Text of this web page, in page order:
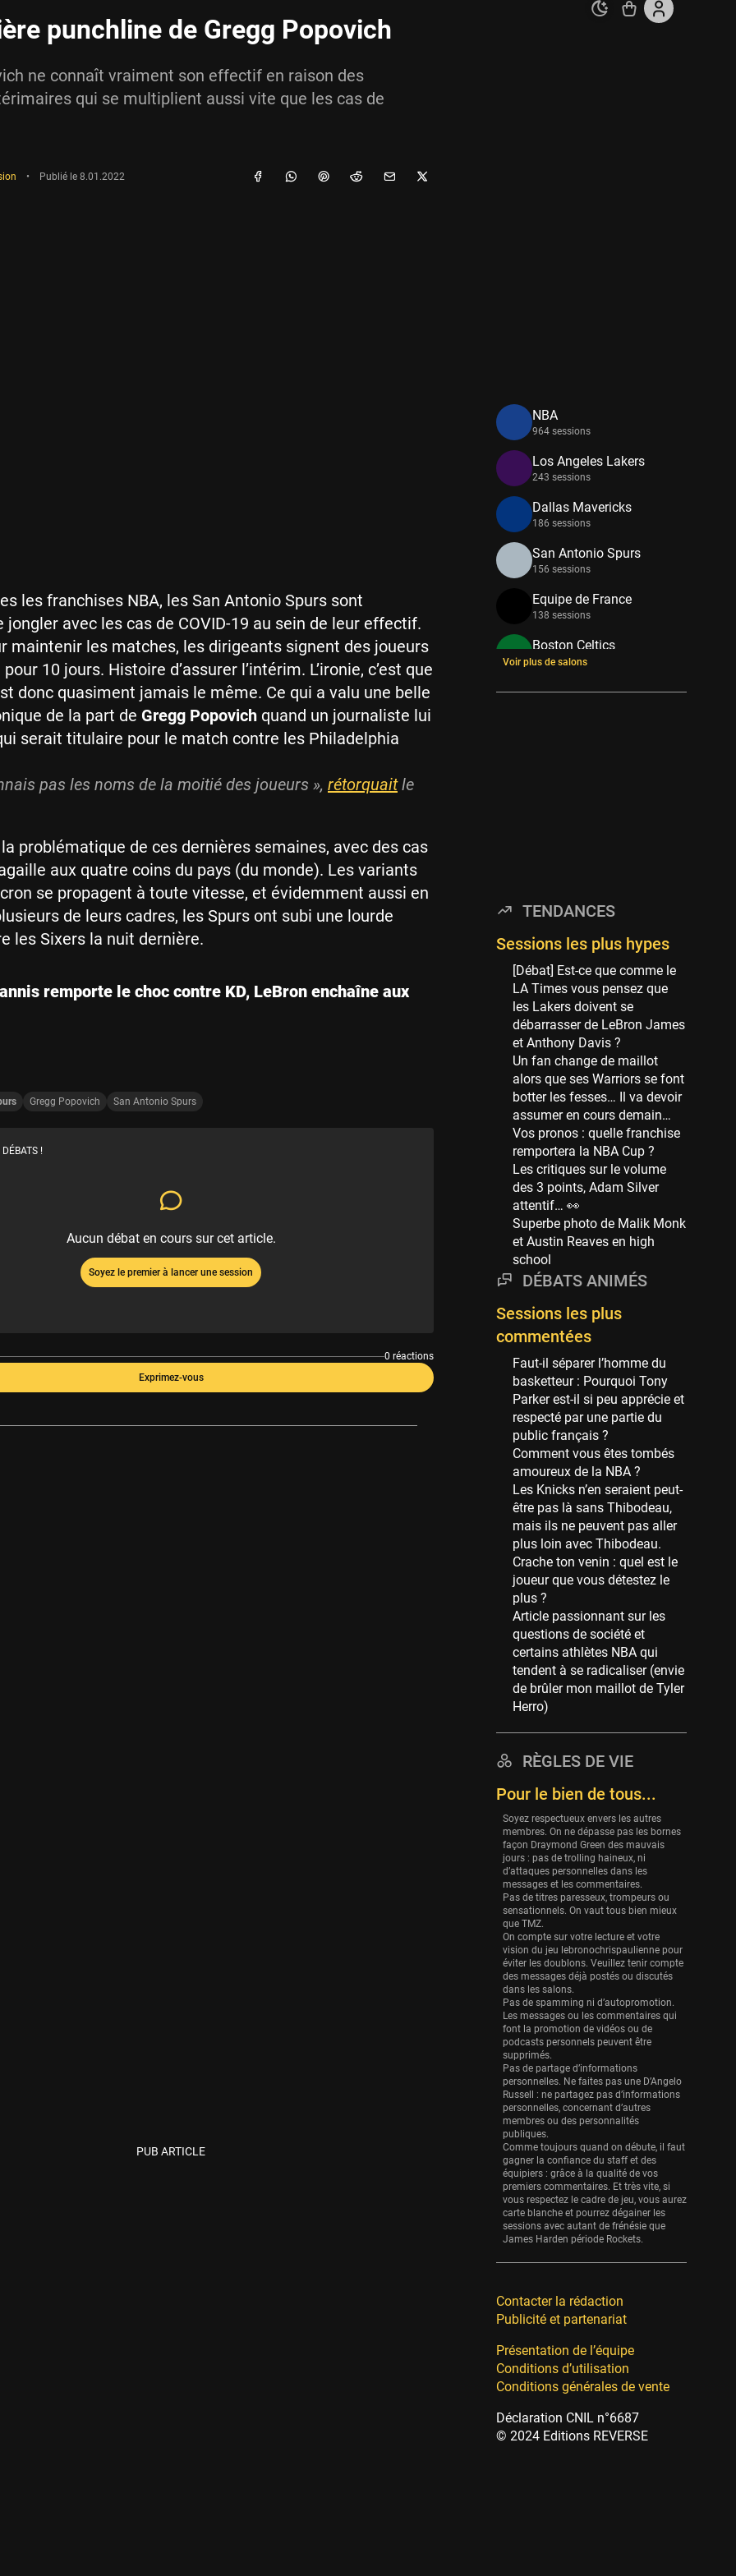
punchline de Gregg Popovich
ne connaît vraiment son effectif en raison des
qui se multiplient aussi vite que les cas de
• Publié le 8.01.2022
les franchises NBA, les San Antonio Spurs sont
jongler avec les cas de COVID-19 au sein de leur effectif.
maintenir les matches, les dirigeants signent des joueurs
10 jours. Histoire d’assurer l’intérim. L’ironie, c’est que
donc quasiment jamais le même. Ce qui a valu une belle
de la part de Gregg Popovich quand un journaliste lui
serait titulaire pour le match contre les Philadelphia
pas les noms de la moitié des joueurs », rétorquaitle
la problématique de ces dernières semaines, avec des cas
aux quatre coins du pays (du monde). Les variants
se propagent à toute vitesse, et évidemment aussi en
de leurs cadres, les Spurs ont subi une lourde
les Sixers la nuit dernière.
remporte le choc contre KD, LeBron enchaîne aux
Gregg Popovich San Antonio Spurs
!
Aucun débat en cours sur cet article.
Soyez le premier à lancer une session
0 réactions
Exprimez-vous
PUB ARTICLE
NBA
964 sessions
Los Angeles Lakers
243 sessions
Dallas Mavericks
186 sessions
San Antonio Spurs
156 sessions
Equipe de France
138 sessions
Boston Celtics
133 sessions
New York Knicks
Philadelphia Sixers
89 sessions
Milwaukee Bucks
82 sessions
Hoop Culture
73 sessions
Oklahoma City Thunder
69 sessions
Phoenix Suns
69 sessions
Miami Heat
63 sessions
Los Angeles Clippers
61 sessions
Indiana Pacers
53 sessions
New Orleans Pelicans
53 sessions
Jeux Olympiques
Atlanta Hawks
45 sessions
Chicago Bulls
41 sessions
Memphis Grizzlies
39 sessions
Cleveland Cavaliers
38 sessions
Orlando Magic
36 sessions
Euroleague
34 sessions
Charlotte Hornets
32 sessions
Houston Rockets
Washington Wizards
29 sessions
Portland Trail Blazers
Eurobasket
25 sessions
Detroit Pistons
25 sessions
Brooklyn Nets
24 sessions
Sacramento Kings
24 sessions
Utah Jazz
22 sessions
Toronto Raptors
18 sessions
REVERSE
11 sessions
Bleues
0 sessions
Voir plus de salons
TENDANCES
Sessions les plus hypes
[Débat] Est-ce que comme le
LA Times vous pensez que
les Lakers doivent se
débarrasser de LeBron James
et Anthony Davis ?
Un fan change de maillot
alors que ses Warriors se font
botter les fesses… Il va devoir
assumer en cours demain…
Vos pronos : quelle franchise
remportera la NBA Cup ?
Les critiques sur le volume
des 3 points, Adam Silver
attentif… 👀
Superbe photo de Malik Monk
et Austin Reaves en high
school
DÉBATS ANIMÉS
Sessions les plus
commentées
Faut-il séparer l’homme du
basketteur : Pourquoi Tony
Parker est-il si peu apprécie et
respecté par une partie du
public français ?
Comment vous êtes tombés
amoureux de la NBA ?
Les Knicks n’en seraient peut-
être pas là sans Thibodeau,
mais ils ne peuvent pas aller
plus loin avec Thibodeau.
Crache ton venin : quel est le
joueur que vous détestez le
plus ?
Article passionnant sur les
questions de société et
certains athlètes NBA qui
tendent à se radicaliser (envie
de brûler mon maillot de Tyler
Herro)
RÈGLES DE VIE
Pour le bien de tous...
Soyez respectueux envers les autres
membres. On ne dépasse pas les bornes
façon Draymond Green des mauvais
jours : pas de trolling haineux, ni
d’attaques personnelles dans les
messages et les commentaires.
Pas de titres paresseux, trompeurs ou
sensationnels. On vaut tous bien mieux
que TMZ.
On compte sur votre lecture et votre
vision du jeu lebronochrispaulienne pour
éviter les doublons. Veuillez tenir compte
des messages déjà postés ou discutés
dans les salons.
Pas de spamming ni d’autopromotion.
Les messages ou les commentaires qui
font la promotion de vidéos ou de
podcasts personnels peuvent être
supprimés.
Pas de partage d’informations
personnelles. Ne faites pas une D’Angelo
Russell : ne partagez pas d’informations
personnelles, concernant d’autres
membres ou des personnalités
publiques.
Comme toujours quand on débute, il faut
gagner la confiance du staff et des
équipiers : grâce à la qualité de vos
premiers commentaires. Et très vite, si
vous respectez le cadre de jeu, vous aurez
carte blanche et pourrez dégainer les
sessions avec autant de frénésie que
James Harden période Rockets.
Contacter la rédaction
Publicité et partenariat
Présentation de l’équipe
Conditions d’utilisation
Conditions générales de vente
Déclaration CNIL n°6687
© 2024 Editions REVERSE